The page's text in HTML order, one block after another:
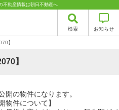
不動産情報は朝日不動産へ
検索 お知らせ
】
】
開の物件になります。
物件について】